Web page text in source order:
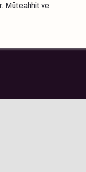
Müteahhit ve